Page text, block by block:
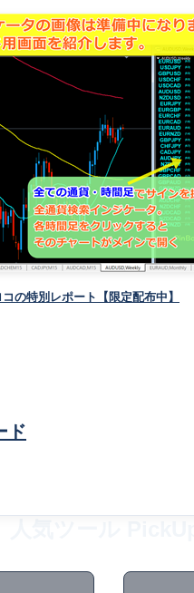
の特別レポート【限定配布中】
ド